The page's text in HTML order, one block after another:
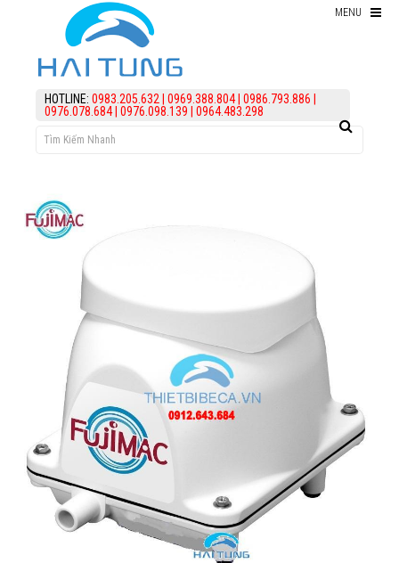
MENU
HOTLINE: 0983.205.632 0969.388.804| 0986.793.886
0976.078.684| 0976.098.139 0964.483.298
Thiết bị hồ Koi
Thức ăn cho cá koi
assign('article_categories',
article_categories_tree('0')); ?>
KIẾN THỨC
HỖ TRỢ
Giới thiệu